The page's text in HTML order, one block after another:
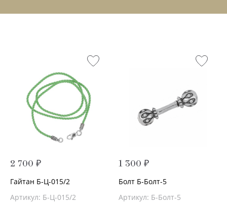
2 700 ₽
Гайтан Б-Ц-015/2
Артикул: Б-Ц-015/2
1 300 ₽
Болт Б-Болт-5
Артикул: Б-Болт-5